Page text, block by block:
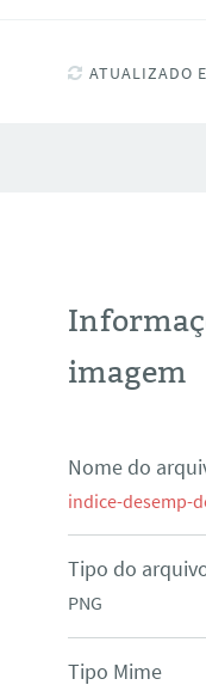
ATUALIZADO
imagem
Nome do
indice-desemp-
Tipo do
PNG
Tipo Mime